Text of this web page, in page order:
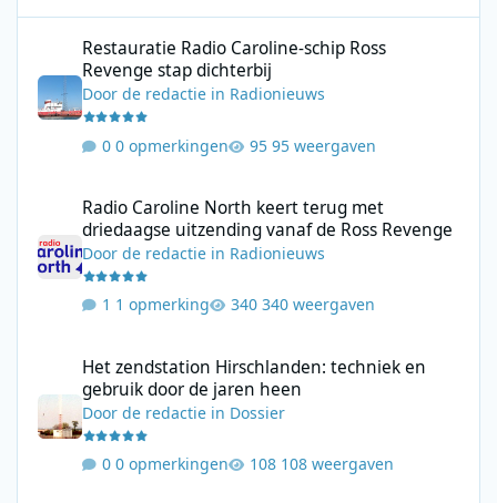
Restauratie Radio Caroline-schip Ross
Revenge stap dichterbij
Doorde redactie in Radionieuws
0 opmerkingen 95 weergaven
Radio Caroline North keert terug met
driedaagse uitzending vanaf de Ross Revenge
Doorde redactie in Radionieuws
1 opmerking 340 weergaven
Het zendstation Hirschlanden: techniek en
gebruik door de jaren heen
Doorde redactie in Dossier
0 opmerkingen 108 weergaven